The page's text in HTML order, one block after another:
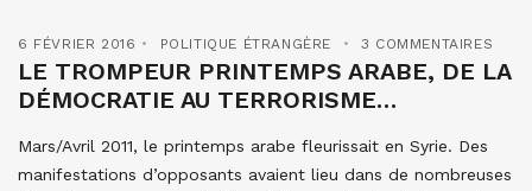
6 FÉVRIER 2016 POLITIQUE ÉTRANGÈRE 3 COMMENTAIRES
LE TROMPEUR PRINTEMPS ARABE, DE LA
DÉMOCRATIE AU TERRORISME…
Mars/Avril 2011, le printemps arabe fleurissait en Syrie. Des
manifestations d’opposants avaient lieu dans de nombreuses